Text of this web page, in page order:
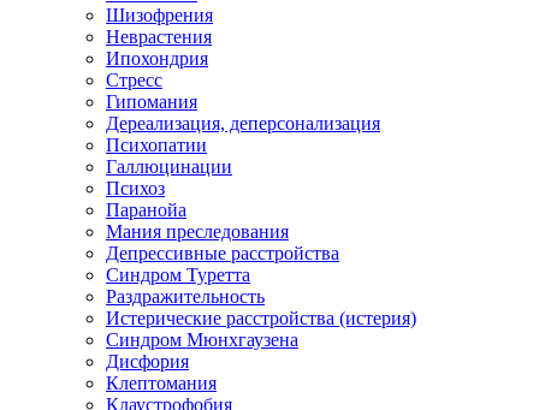
Шизофрения
Неврастения
Ипохондрия
Стресс
Гипомания
Дереализация, деперсонализация
Психопатии
Галлюцинации
Психоз
Паранойа
Мания преследования
Депрессивные расстройства
Синдром Туретта
Раздражительность
Истерические расстройства (истерия)
Синдром Мюнхгаузена
Дисфория
Клептомания
Клаустрофобия